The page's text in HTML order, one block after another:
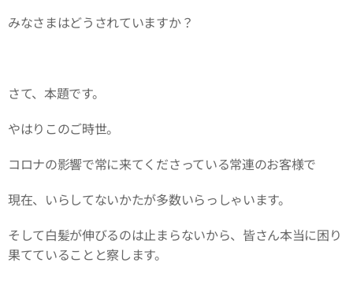
みなさまはどうされていますか？
さて、本題です。
やはりこのご時世。
コロナの影響で常に来てくださっている常連のお客様で
現在、いらしてないかたが多数いらっしゃいます。
そして白髪が伸びるのは止まらないから、皆さん本当に困り
果てていることと察します。